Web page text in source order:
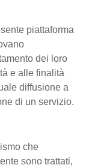
piattaforma
dei loro
e alle finalità
diffusione a
di un servizio.
che
sono trattati,